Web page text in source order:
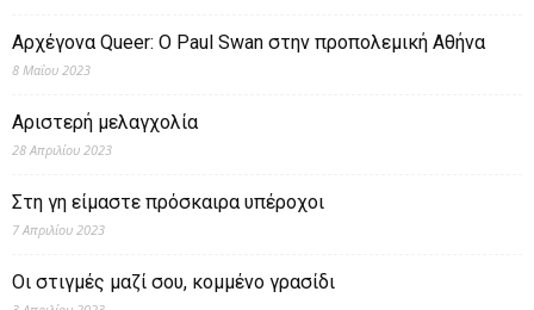
Αρχέγονα Queer: O Paul Swan στην προπολεμική Αθήνα
8 Μαΐου 2023
Αριστερή μελαγχολία
28 Απριλίου 2023
Στη γη είμαστε πρόσκαιρα υπέροχοι
7 Απριλίου 2023
Οι στιγμές μαζί σου, κομμένο γρασίδι